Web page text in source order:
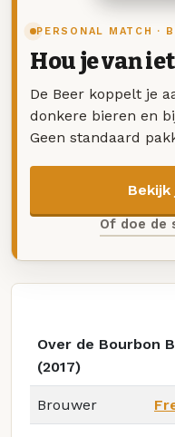
PERSONAL MATCH ·
Hou je van
De Beer koppelt je
donkere bieren en
Geen standaard
Of doe de
Over de Bourbon
(2017)
Brouwer